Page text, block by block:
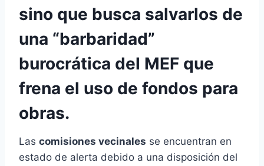
sino que busca salvarlos de
una “barbaridad”
burocrática del MEF que
frena el uso de fondos para
obras.
Las comisiones vecinales se encuentran en
estado de alerta debido a una disposición del